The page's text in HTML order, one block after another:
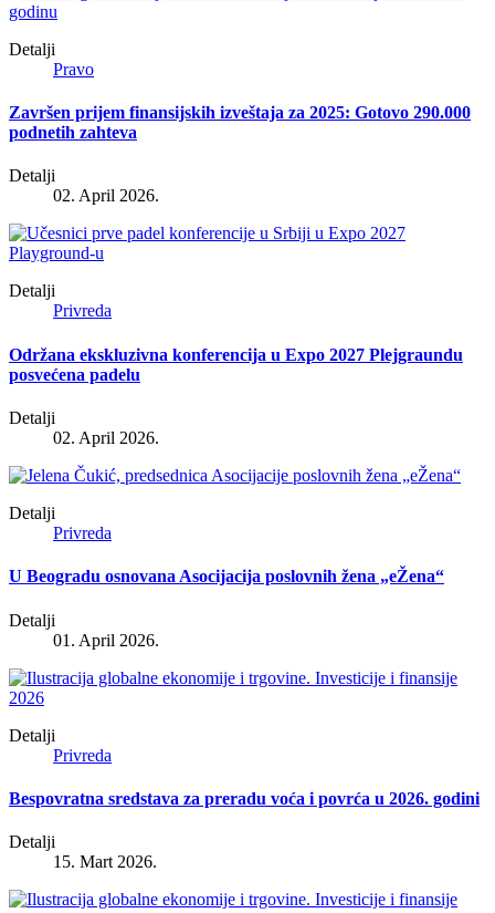
Detalji
Pravo
Završen prijem finansijskih izveštaja za 2025: Gotovo 290.000
podnetih zahteva
Detalji
02. April 2026.
Detalji
Privreda
Održana ekskluzivna konferencija u Expo 2027 Plejgraundu
posvećena padelu
Detalji
02. April 2026.
Detalji
Privreda
U Beogradu osnovana Asocijacija poslovnih žena „eŽena“
Detalji
01. April 2026.
Detalji
Privreda
Bespovratna sredstava za preradu voća i povrća u 2026. godini
Detalji
15. Mart 2026.